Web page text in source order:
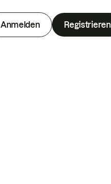
Anmelden Registrieren